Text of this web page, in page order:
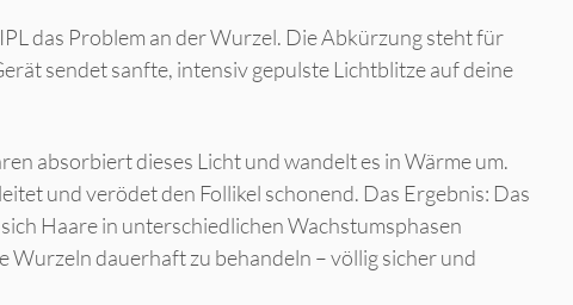
das Problem an der Wurzel. Die Abkürzung steht für
sendet sanfte, intensiv gepulste Lichtblitze auf deine
absorbiert dieses Licht und wandelt es in Wärme um.
und verödet den Follikel schonend. Das Ergebnis: Das
Haare in unterschiedlichen Wachstumsphasen
Wurzeln dauerhaft zu behandeln – völlig sicher und